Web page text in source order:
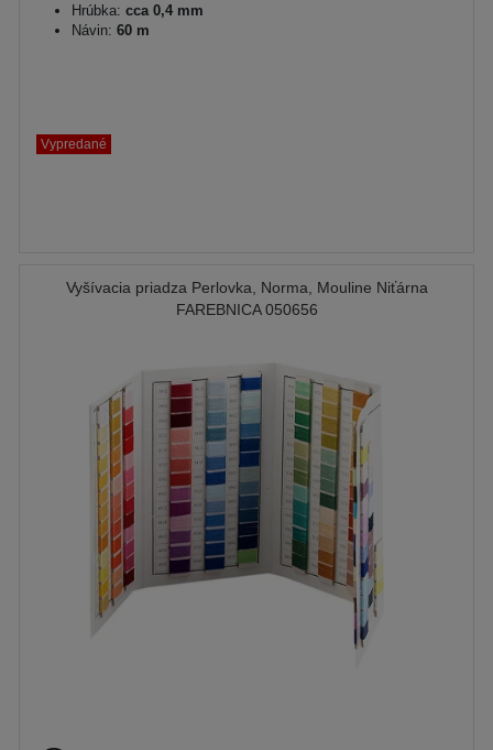
Hrúbka: cca 0,4 mm
Návin: 60 m
Vypredané
Vyšívacia priadza Perlovka, Norma, Mouline Niťárna
FAREBNICA 050656